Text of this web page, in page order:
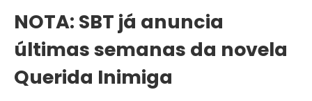
NOTA: SBT já anuncia
últimas semanas da novela
Querida Inimiga